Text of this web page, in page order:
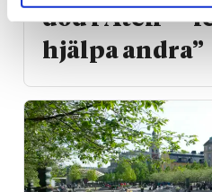
död i Aten –
hjälpa andra”